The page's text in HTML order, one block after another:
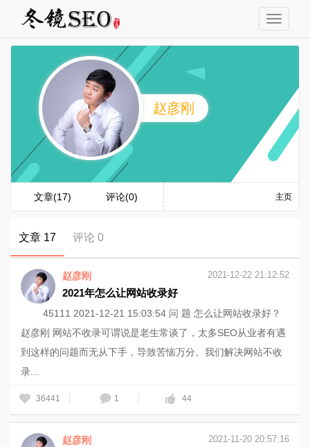
赵彦刚
文章(17) 评论(0) 主页
文章 17 评论 0
赵彦刚 2021-12-22 21:12:52
2021年怎么让网站收录好
45111 2021-12-21 15:03:54 问 题 怎么让网站收录好？
赵彦刚 网站不收录可谓说是老生常谈了，太多SEO从业者有遇
到这样的问题而无从下手，导致苦恼万分。我们解决网站不收
录...
36441 1 44
赵彦刚 2021-11-20 20:57:16